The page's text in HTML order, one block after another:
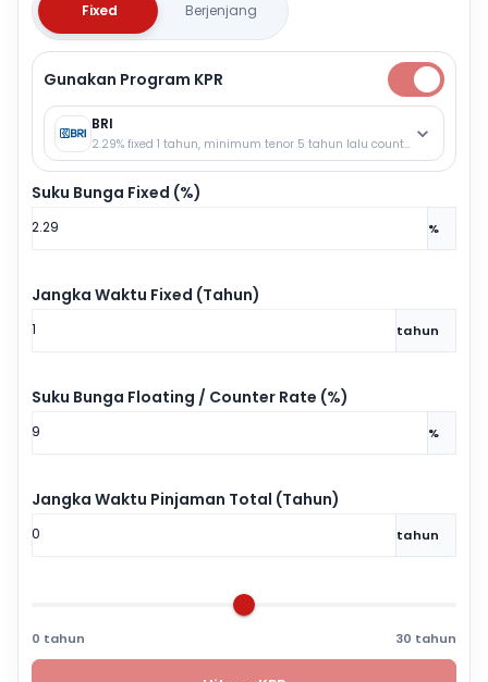
Fixed Berjenjang
Gunakan Program KPR
BRI
2.29% fixed 1 tahun, minimum tenor 5 tahun lalu counter rate.
Suku Bunga Fixed (%)
%
Jangka Waktu Fixed (Tahun)
tahun
Suku Bunga Floating / Counter Rate (%)
%
Jangka Waktu Pinjaman Total (Tahun)
tahun
0 tahun 30 tahun